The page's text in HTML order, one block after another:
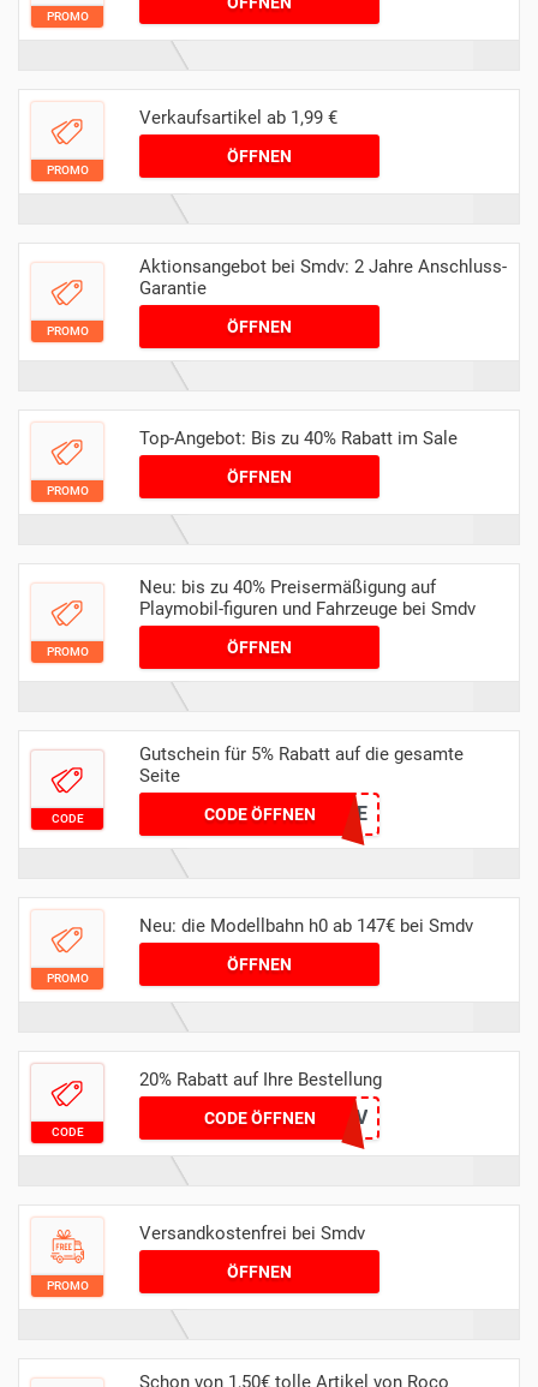
PROMO
PROMO
Verkaufsartikel ab 1,99 €
ÖFFNEN
PROMO
Aktionsangebot bei Smdv: 2 Jahre Anschluss-
Garantie
ÖFFNEN
PROMO
Top-Angebot: Bis zu 40% Rabatt im Sale
ÖFFNEN
PROMO
Neu: bis zu 40% Preisermäßigung auf
Playmobil-figuren und Fahrzeuge bei Smdv
ÖFFNEN
CODE
Gutschein für 5% Rabatt auf die gesamte
Seite
CODE ÖFFNENRCM5DE
PROMO
Neu: die Modellbahn h0 ab 147€ bei Smdv
ÖFFNEN
CODE
20% Rabatt auf Ihre Bestellung
CODE ÖFFNEN
WT4QRLWGLV
PROMO
Versandkostenfrei bei Smdv
ÖFFNEN